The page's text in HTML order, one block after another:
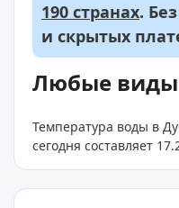
190 странах.
и скрытых
Любые
Температура воды в
сегодня составляет